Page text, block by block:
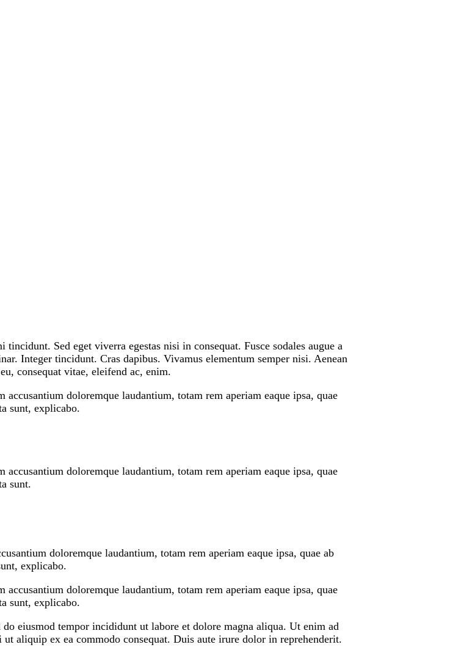
Integer tincidunt. Cras dapibus. Vivamus elementum semper nisi. Aenean
consequat vitae, eleifend ac, enim.
doloremque laudantium, totam rem aperiam eaque ipsa, quae
sunt, explicabo.
doloremque laudantium, totam rem aperiam eaque ipsa, quae
sunt.
doloremque laudantium, totam rem aperiam eaque ipsa, quae ab
explicabo.
doloremque laudantium, totam rem aperiam eaque ipsa, quae
sunt, explicabo.
eiusmod tempor incididunt ut labore et dolore magna aliqua. Ut enim ad
aliquip ex ea commodo consequat. Duis aute irure dolor in reprehenderit.